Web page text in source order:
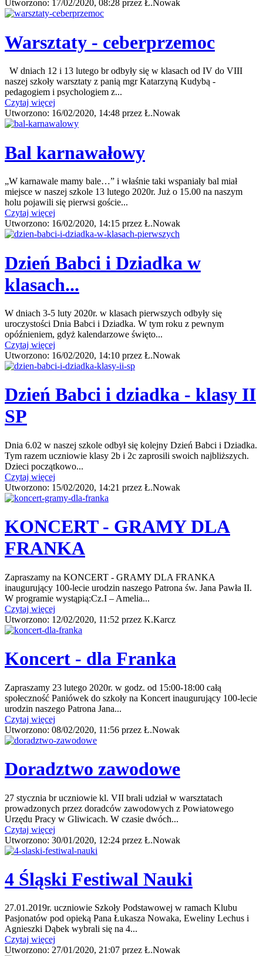
Utworzono: 17/02/2020, 08:28 przez Ł.Nowak
Warsztaty - ceberprzemoc
W dniach 12 i 13 lutego br odbyły się w klasach od IV do VIII
naszej szkoły warsztaty z panią mgr Katarzyną Kudybą -
pedagogiem i psychologiem z...
Czytaj więcej
Utworzono: 16/02/2020, 14:48 przez Ł.Nowak
Bal karnawałowy
„W karnawale mamy bale…” i właśnie taki wspaniały bal miał
miejsce w naszej szkole 13 lutego 2020r. Już o 15.00 na naszym
holu pojawili się pierwsi goście...
Czytaj więcej
Utworzono: 16/02/2020, 14:15 przez Ł.Nowak
Dzień Babci i Dziadka w
klasach...
W dniach 3-5 luty 2020r. w klasach pierwszych odbyły się
uroczystości Dnia Babci i Dziadka. W tym roku z pewnym
opóźnieniem, gdyż kalendarzowe święto...
Czytaj więcej
Utworzono: 16/02/2020, 14:10 przez Ł.Nowak
Dzień Babci i dziadka - klasy II
SP
Dnia 6.02 w naszej szkole odbył się kolejny Dzień Babci i Dziadka.
Tym razem uczniowie klasy 2b i 2c zaprosili swoich najbliższych.
Dzieci początkowo...
Czytaj więcej
Utworzono: 15/02/2020, 14:21 przez Ł.Nowak
KONCERT - GRAMY DLA
FRANKA
Zapraszamy na KONCERT - GRAMY DLA FRANKA
inaugurujący 100-lecie urodzin naszego Patrona św. Jana Pawła II.
W programie wystąpią:Cz.I – Amelia...
Czytaj więcej
Utworzono: 12/02/2020, 11:52 przez K.Karcz
Koncert - dla Franka
Zapraszamy 23 lutego 2020r. w godz. od 15:00-18:00 całą
społeczność Paniówek do szkoły na Koncert inaugurujący 100-lecie
urodzin naszego Patrona Jana...
Czytaj więcej
Utworzono: 08/02/2020, 11:56 przez Ł.Nowak
Doradztwo zawodowe
27 stycznia br uczniowie kl. VII brali udział w warsztatach
prowadzonych przez doradców zawodowych z Powiatowego
Urzędu Pracy w Gliwicach. W czasie dwóch...
Czytaj więcej
Utworzono: 30/01/2020, 12:24 przez Ł.Nowak
4 Śląski Festiwal Nauki
27.01.2019r. uczniowie Szkoły Podstawowej w ramach Klubu
Pasjonatów pod opieką Pana Łukasza Nowaka, Eweliny Lechus i
Agnieszki Dąbek wybrali się na 4...
Czytaj więcej
Utworzono: 27/01/2020, 21:07 przez Ł.Nowak